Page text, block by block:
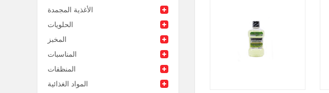
الأغذية المجمدة
الحلويات
المخبز
المناسبات
المنظفات
المواد الغذائية